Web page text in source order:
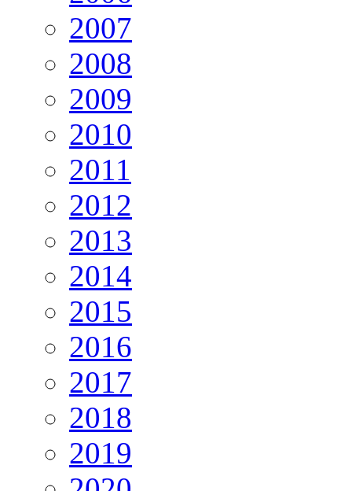
2007
2008
2009
2010
2011
2012
2013
2014
2015
2016
2017
2018
2019